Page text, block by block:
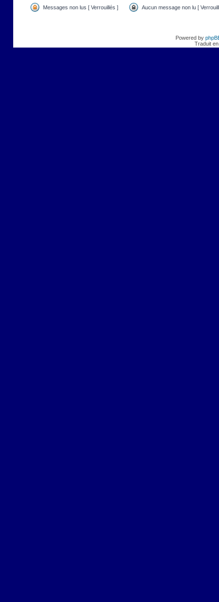
Messages non lus [ Verrouillés ] Aucun message non lu [
Powered by
Traduit